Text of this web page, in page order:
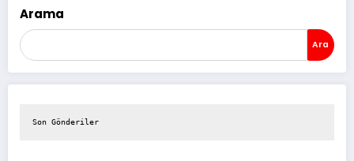
Arama
Ara
Son Gönderiler